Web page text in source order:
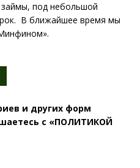
займы, под небольшой
В ближайшее время мы
и других форм
с «ПОЛИТИКОЙ